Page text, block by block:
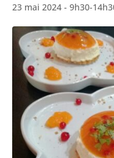
23 mai 2024 - 9h30-